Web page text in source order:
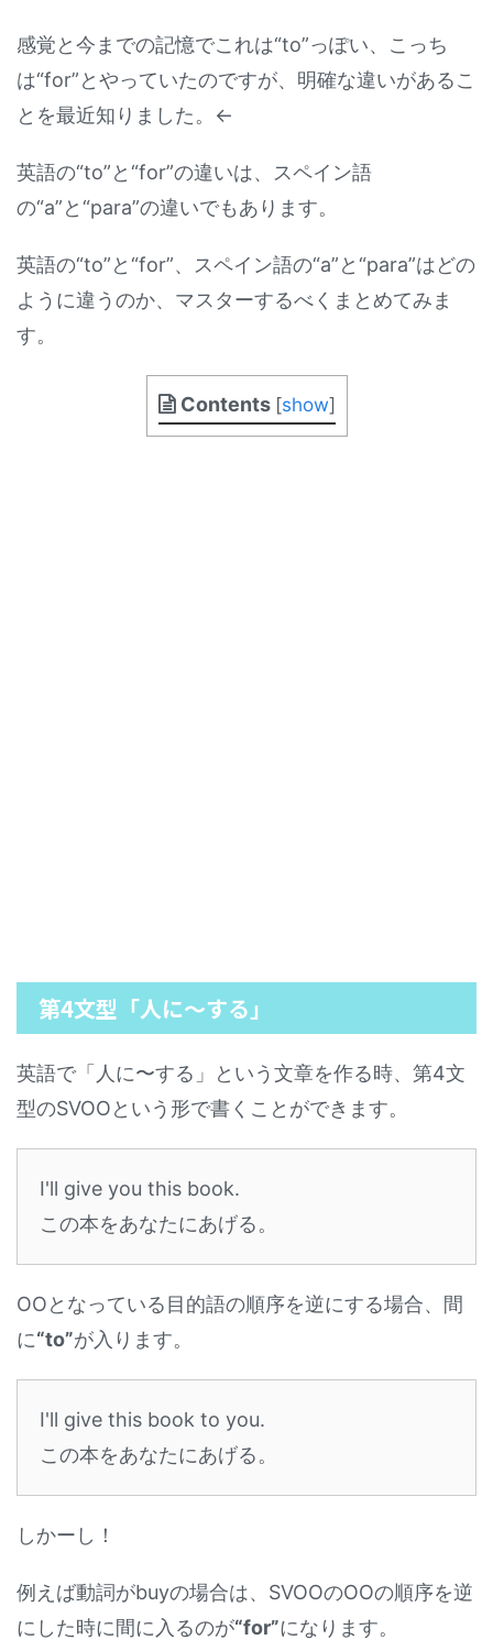
感覚と今までの記憶でこれは“to”っぽい、こっち
は“for”とやっていたのですが、明確な違いがあるこ
とを最近知りました。←
英語の“to”と“for”の違いは、スペイン語
の“a”と“para”の違いでもあります。
英語の“to”と“for”、スペイン語の“a”と“para”はどの
ように違うのか、マスターするべくまとめてみま
す。
Contents [show]
第4文型「人に〜する」
英語で「人に〜する」という文章を作る時、第4文
型のSVOOという形で書くことができます。
I'll give you this book.
この本をあなたにあげる。
OOとなっている目的語の順序を逆にする場合、間
に“to”が入ります。
I'll give this book to you.
この本をあなたにあげる。
しかーし！
例えば動詞がbuyの場合は、SVOOのOOの順序を逆
にした時に間に入るのが“for”になります。